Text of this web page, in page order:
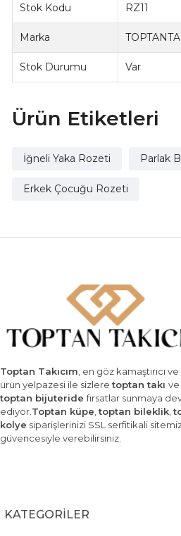
Stok Kodu RZ11
Marka
Stok Durumu Var
Ürün Etiketleri
İğneli Yaka Rozeti Parlak
Erkek Çocuğu Rozeti
Toptan Takıcım, en göz kamaştırıcı
ürün yelpazesi ile sizleretoptan takı ve
toptan bijuteridefırsatlar sunmaya
ediyor.Toptan küpe,toptan bileklik,
kolye siparişlerinizi SSL serfitikali
güvencesiyle verebilirsiniz.
KATEGORİLER